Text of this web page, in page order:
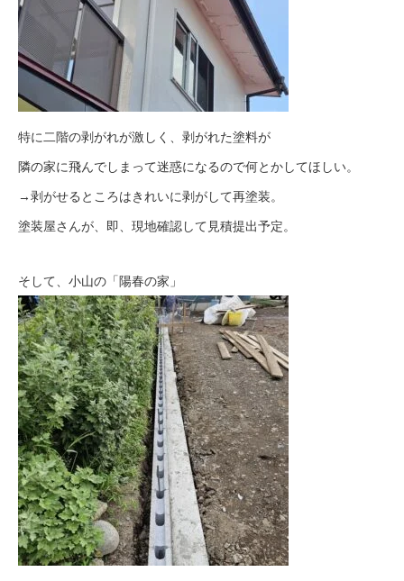
特に二階の剥がれが激しく、剥がれた塗料が
隣の家に飛んでしまって迷惑になるので何とかしてほしい。
→剥がせるところはきれいに剥がして再塗装。
塗装屋さんが、即、現地確認して見積提出予定。
そして、小山の「陽春の家」